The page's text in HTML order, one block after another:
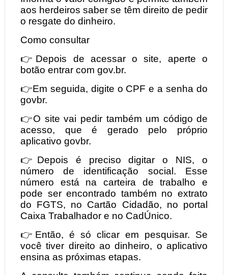
aos herdeiros saber se têm direito de pedir
o resgate do dinheiro.
Como consultar
👉Depois de acessar o site, aperte o
botão entrar com gov.br.
👉Em seguida, digite o CPF e a senha do
govbr.
👉O site vai pedir também um código de
acesso, que é gerado pelo próprio
aplicativo govbr.
👉Depois é preciso digitar o NIS, o
número de identificação social. Esse
número está na carteira de trabalho e
pode ser encontrado também no extrato
do FGTS, no Cartão Cidadão, no portal
Caixa Trabalhador e no CadÚnico.
👉Então, é só clicar em pesquisar. Se
você tiver direito ao dinheiro, o aplicativo
ensina as próximas etapas.